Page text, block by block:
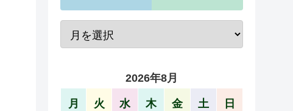
2026年8月
月 火 水 木 金 土 日